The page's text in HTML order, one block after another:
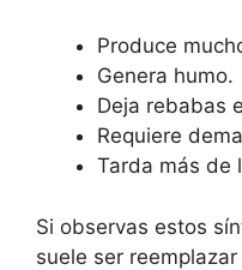
Produce
Genera humo.
Deja rebabas
Requiere
Tarda más de
Si observas estos
suele ser